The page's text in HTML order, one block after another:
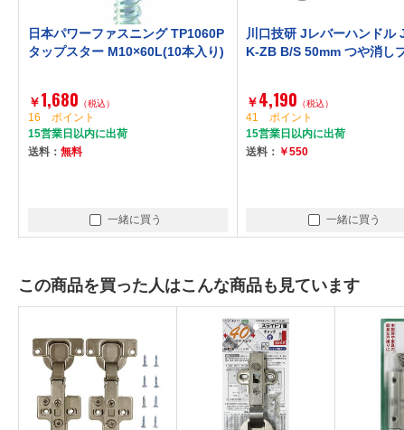
日本パワーファスニング TP1060P
タップスター M10×60L(10本入り)
￥1,680 （税込）
16 ポイント
15営業日以内に出荷
送料： 無料
一緒に買う
川口技研 Jレバーハンドル
K-ZB B/S 50mm つや消し
￥4,190 （税込）
41 ポイント
15営業日以内に出荷
送料： ￥550
一緒に買う
この商品を買った人はこんな商品も見ています